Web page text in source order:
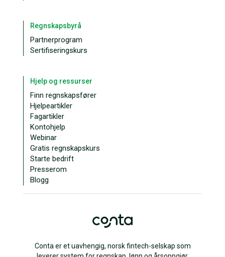
Conta er et uavhengig, norsk fintech-selskap som
Regnskapsbyrå
Partnerprogram
Sertifiseringskurs
Hjelp og ressurser
Finn regnskapsfører
Hjelpeartikler
Fagartikler
Kontohjelp
Webinar
Gratis regnskapskurs
Starte bedrift
Presserom
Blogg